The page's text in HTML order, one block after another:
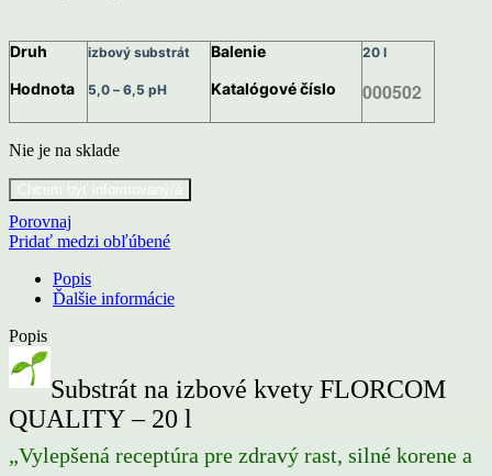
Druh
Hodnota
izbový substrát
5,0 – 6,5 pH
Balenie
Katalógové číslo
20 l
000502
Nie je na sklade
Porovnaj
Pridať medzi obľúbené
Popis
Ďalšie informácie
Popis
Substrát na izbové kvety FLORCOM
QUALITY – 20 l
„Vylepšená receptúra pre zdravý rast, silné korene a